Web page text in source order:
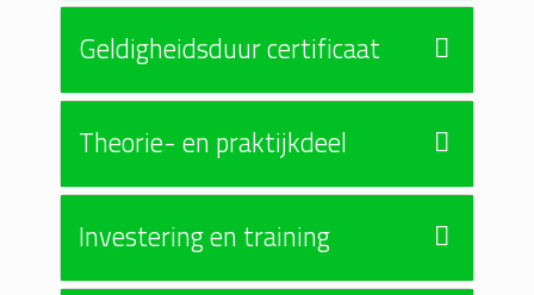
Geldigheidsduur certificaat
Theorie- en praktijkdeel
Investering en training